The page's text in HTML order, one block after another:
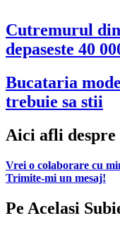
Cutremurul
depaseste 40
Bucataria
trebuie sa stii
Aici afli despre
Vrei o colaborare cu
Trimite-mi un mesaj!
Pe Acelasi